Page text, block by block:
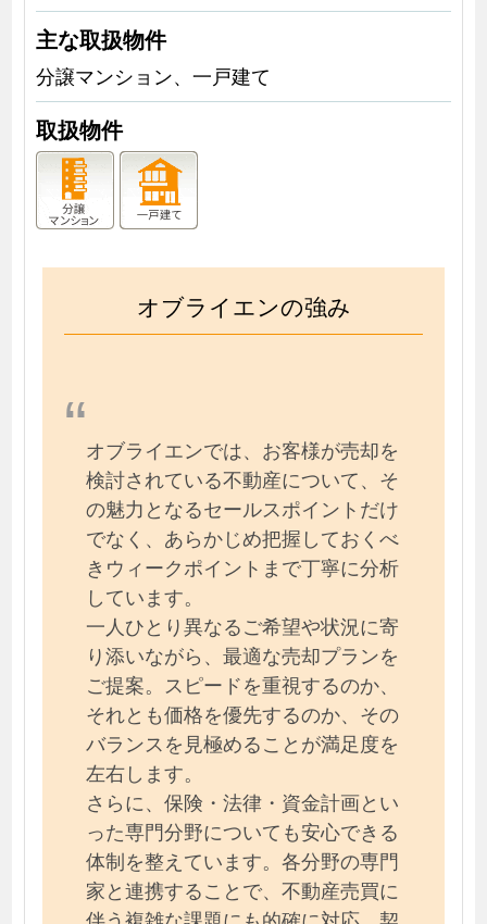
主な取扱物件
分譲マンション、一戸建て
取扱物件
オブライエンの強み
オブライエンでは、お客様が売却を
検討されている不動産について、そ
の魅力となるセールスポイントだけ
でなく、あらかじめ把握しておくべ
きウィークポイントまで丁寧に分析
しています。
一人ひとり異なるご希望や状況に寄
り添いながら、最適な売却プランを
ご提案。スピードを重視するのか、
それとも価格を優先するのか、その
バランスを見極めることが満足度を
左右します。
さらに、保険・法律・資金計画とい
った専門分野についても安心できる
体制を整えています。各分野の専門
家と連携することで、不動産売買に